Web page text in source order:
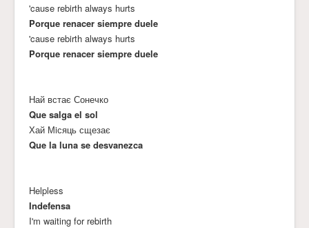
'cause rebirth always hurts
Porque renacer siempre duele
'cause rebirth always hurts
Porque renacer siempre duele
Най встає Сонечко
Que salga el sol
Хай Мiсяць сщезає
Que la luna se desvanezca
Helpless
Indefensa
I'm waiting for rebirth